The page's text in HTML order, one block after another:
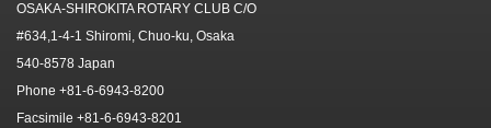
OSAKA-SHIROKITA ROTARY CLUB C/O
#634,1-4-1 Shiromi, Chuo-ku, Osaka
540-8578 Japan
Phone +81-6-6943-8200
Facsimile +81-6-6943-8201